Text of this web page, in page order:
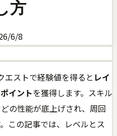
方
6/8
エストで経験値を得ると レイ
イントを獲得します。スキル
の性能が底上げされ、周回
この記事では、レベルとス